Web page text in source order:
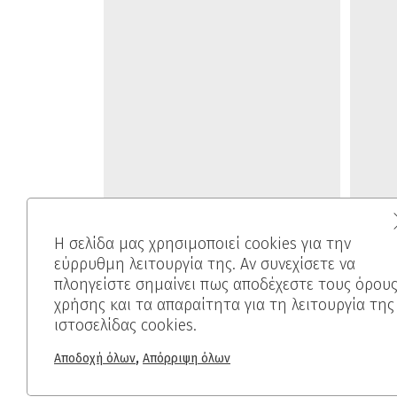
Η σελίδα μας χρησιμοποιεί cookies για την
εύρρυθμη λειτουργία της. Αν συνεχίσετε να
πλοηγείστε σημαίνει πως αποδέχεστε τους όρους
χρήσης και τα απαραίτητα για τη λειτουργία της
ιστοσελίδας cookies.
Αποδοχή όλων, Απόρριψη όλων